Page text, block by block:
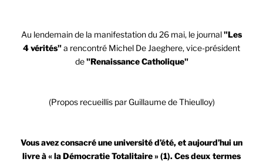
Au lendemain de la manifestation du 26 mai, le journal"Les
4 vérités"a rencontré Michel De Jaeghere, vice-président
de"Renaissance Catholique"
(Propos recueillis par Guillaume de Thieulloy)
Vous avez consacré une université d’été, et aujourd’hui un
livre à « la Démocratie Totalitaire » (1). Ces deux termes